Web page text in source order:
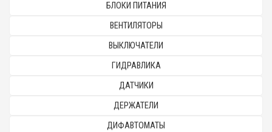
БЛОКИ ПИТАНИЯ
ВЕНТИЛЯТОРЫ
ВЫКЛЮЧАТЕЛИ
ГИДРАВЛИКА
ДАТЧИКИ
ДЕРЖАТЕЛИ
ДИФАВТОМАТЫ